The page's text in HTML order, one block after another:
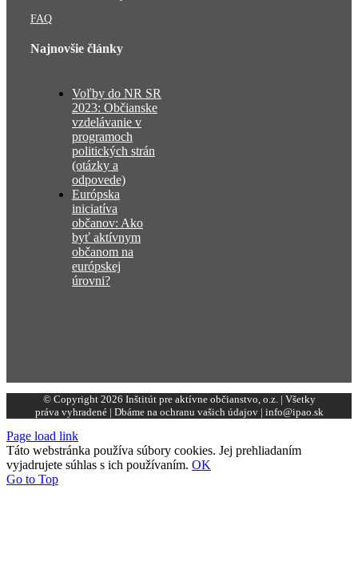
FAQ
Najnovšie články
Voľby do NR SR
2023: Občianske
vzdelávanie v
programoch
politických strán
(otázky a
odpovede)
Európska
iniciatíva
občanov: Ako
byť aktívnym
občanom na
európskej
úrovni?
© Copyright 2026 Inštitút pre aktívne občianstvo, o.z. | Všetky
práva vyhradené | Dbáme na ochranu vašich údajov | info@ipao.sk
Page load link
Táto webstránka používa súbory cookies. Jej prehliadaním
vyjadrujete súhlas s ich používaním. OK
Go to Top